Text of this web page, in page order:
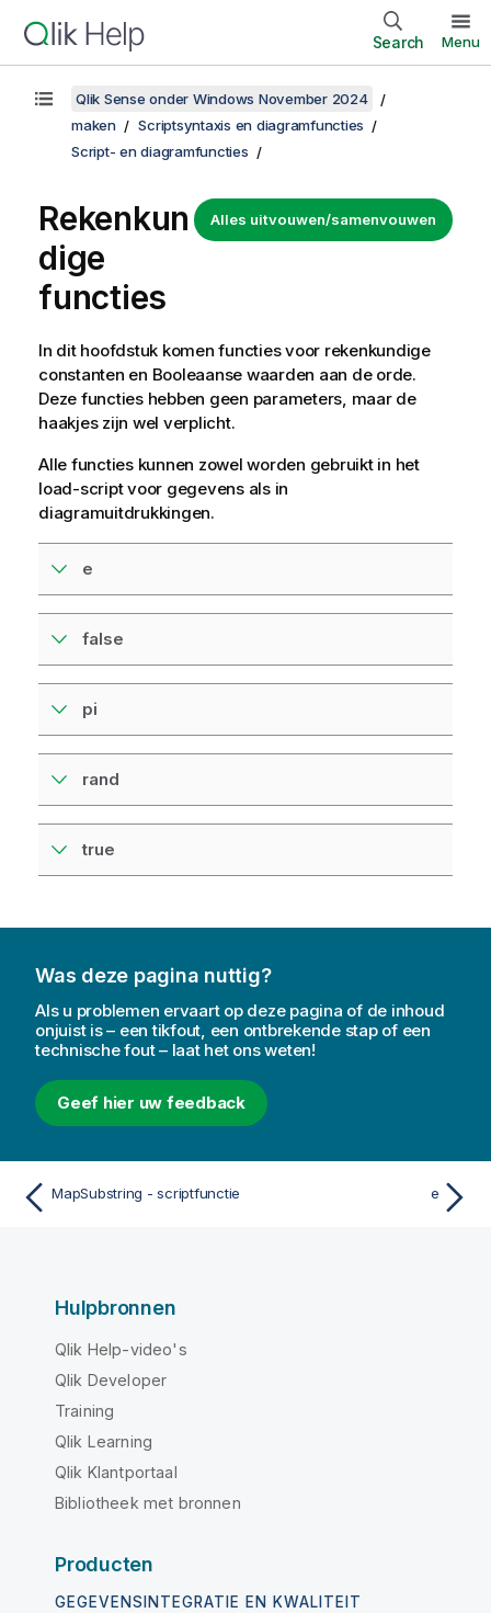
Search Menu
Qlik Sense onder Windows November 2024
maken
Scriptsyntaxis en diagramfuncties
Script- en diagramfuncties
Alles uitvouwen/samenvouwen
Rekenkun
dige
functies
In dit hoofdstuk komen functies voor rekenkundige
constanten en Booleaanse waarden aan de orde.
Deze functies hebben geen parameters, maar de
haakjes zijn wel verplicht.
Alle functies kunnen zowel worden gebruikt in het
load-script voor gegevens als in
diagramuitdrukkingen.
e
false
pi
rand
true
Was deze pagina nuttig?
Als u problemen ervaart op deze pagina of de inhoud
onjuist is – een tikfout, een ontbrekende stap of een
technische fout – laat het ons weten!
Geef hier uw feedback
MapSubstring - scriptfunctie e
Hulpbronnen
Qlik Help-video's
Qlik Developer
Training
Qlik Learning
Qlik Klantportaal
Bibliotheek met bronnen
Producten
GEGEVENSINTEGRATIE EN KWALITEIT